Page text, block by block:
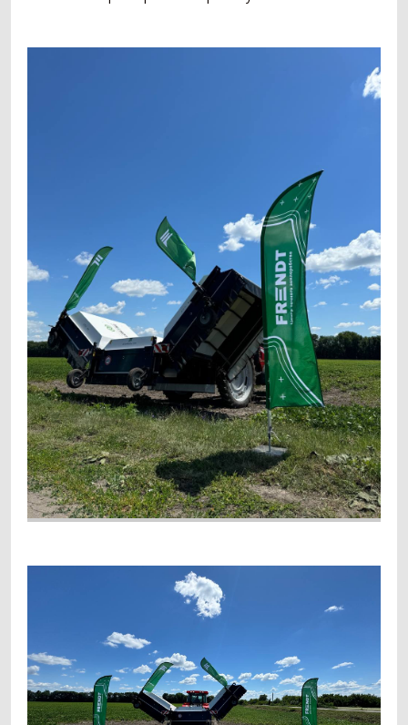
115
107
35
Коток для силоса
Подрібнювач рулонів
Прес для силосу
Зрошування 20
Система зрошування 20